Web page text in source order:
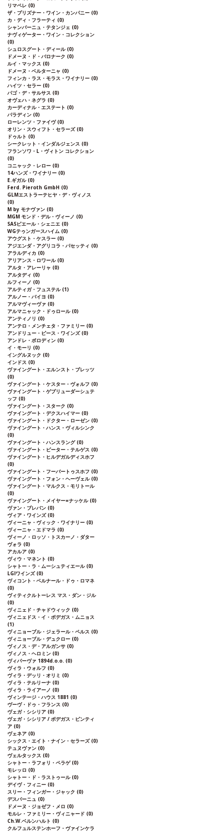
リマペレ (0)
ザ・プリズナー・ワイン・カンパニー (0)
カ・ディ・フラーティ (0)
シャンパーニュ・テタンジェ (0)
ナヴィゲーター・ワイン・コレクション
(0)
シュロスグート・ディール (0)
ドメーヌ・ド・バロナーク (0)
ルイ・マックス (0)
ドメーヌ・ベルターニャ (0)
フィンカ・ラス・モラス・ワイナリー (0)
ハイツ・セラー (0)
パゴ・デ・サルサス (0)
オヴェハ・ネグラ (0)
カーディナル・エステート (0)
パラディン (0)
ローレンツ・ファイヴ (0)
オリン・スウィフト・セラーズ (0)
ドゥルト (0)
シークレット・インダルジェンス (0)
フランソワ・L・ヴィトン コレクション
(0)
コニャック・レロー (0)
14ハンズ・ワイナリー (0)
E.ギガル (0)
Ferd. Pieroth GmbH (0)
GLMエストラーテヒヤ・デ・ヴィノス
(0)
M by モナヴァン (0)
MGM モンド・デル・ヴィーノ (0)
SASピエール・シェニエ (0)
WGテゥンガースハイム (0)
アウグスト・ケスラー (0)
アジエンダ・アグリコラ・パセッティ (0)
アラルディカ (0)
アリアンス・ロワール (0)
アルタ・アレーリャ (0)
アルタディ (0)
ルフィーノ (0)
アルティガ・フュステル (1)
アルノー・バイヨ (0)
アルマヴィーヴァ (0)
アルマニャック・ドゥロール (0)
アンティノリ (0)
アンテロ・メンチェタ・ファミリー (0)
アンドリュー・ピース・ワインズ (0)
アンドレ・ボロディン (0)
イ・モーリ (0)
イングルヌック (0)
インドス (0)
ヴァイングート・エルンスト・ブレッツ
(0)
ヴァイングート・ケスター・ヴォルフ (0)
ヴァイングート・ゲブリューダーシュテ
ッフ (0)
ヴァイングート・スターク (0)
ヴァイングート・デクスハイマー (0)
ヴァイングート・ドクター・ローゼン (0)
ヴァイングート・ハンス・ヴィルシンク
(0)
ヴァイングート・ハンスラング (0)
ヴァイングート・ピーター・テルゲス (0)
ヴァイングート・ヒルデガルディスホフ
(0)
ヴァイングート・フーバートゥスホフ (0)
ヴァイングート・フォン・ヘーヴェル (0)
ヴァイングート・マルクス・モリトール
(0)
ヴァイングート・メイヤー=ナッケル (0)
ヴァン・ブレバン (0)
ヴィア・ワインズ (0)
ヴィーニャ・ヴィック・ワイナリー (0)
ヴィーニャ・エドマラ (0)
ヴィーノ・ロッソ・トスカーノ・ダター
ヴォラ (0)
アカルア (0)
ヴィウ・マネント (0)
シャトー・ラ・ムーシュティエール (0)
LGIワインズ (0)
ヴィコント・ベルナール・ドゥ・ロマネ
(0)
ヴィティクルトーレス マス・ダン・ジル
(0)
ヴィニェド・チャドウィック (0)
ヴィニェドス・イ・ボデガス・ムニョス
(1)
ヴィニョーブル・ジェラール・ペルス (0)
ヴィニョーブル・デュクロー (0)
ヴィノス・デ・アルガンサ (0)
ヴィノス・ヘロミン (0)
ヴィパーヴァ 1894d.o.o. (0)
ヴィラ・ウォルフ (0)
ヴィラ・デッリ・オリミ (0)
ヴィラ・テルリーナ (0)
ヴィラ・ライアーノ (0)
ヴィンテージ・ハウス 1881 (0)
ヴーヴ・ドゥ・フランス (0)
ヴェガ・シシリア (0)
ヴェガ・シシリア / ボデガス・ピンティ
ア (0)
ヴェネア (0)
シックス・エイト・ナイン・セラーズ (0)
テュヌヴァン (0)
ヴェルタックス (0)
シャトー・ラフォリ・ペラゲ (0)
モレッロ (0)
シャトー・ド・ラストゥール (0)
デイヴ・フィニー (0)
スリー・フィンガー・ジャック (0)
デスパーニュ (0)
ドメーヌ・ジョゼフ・メロ (0)
モルレ・ファミリー・ヴィニャード (0)
Ch.W.ベルンハルト (0)
クルフュルステンホーフ・ヴァインケラ